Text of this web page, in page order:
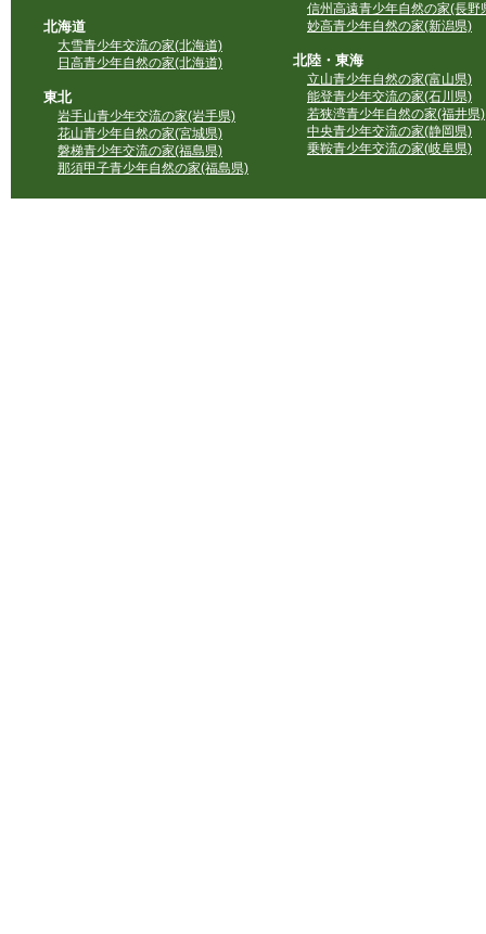
北海道
大雪青少年交流の家(北海道)
日高青少年自然の家(北海道)
東北
岩手山青少年交流の家(岩手県)
花山青少年自然の家(宮城県)
磐梯青少年交流の家(福島県)
那須甲子青少年自然の家(福島県)
信州高遠青少年自然の家(長野
妙高青少年自然の家(新潟県)
北陸・東海
立山青少年自然の家(富山県)
能登青少年交流の家(石川県)
若狭湾青少年自然の家(福井県)
中央青少年交流の家(静岡県)
乗鞍青少年交流の家(岐阜県)